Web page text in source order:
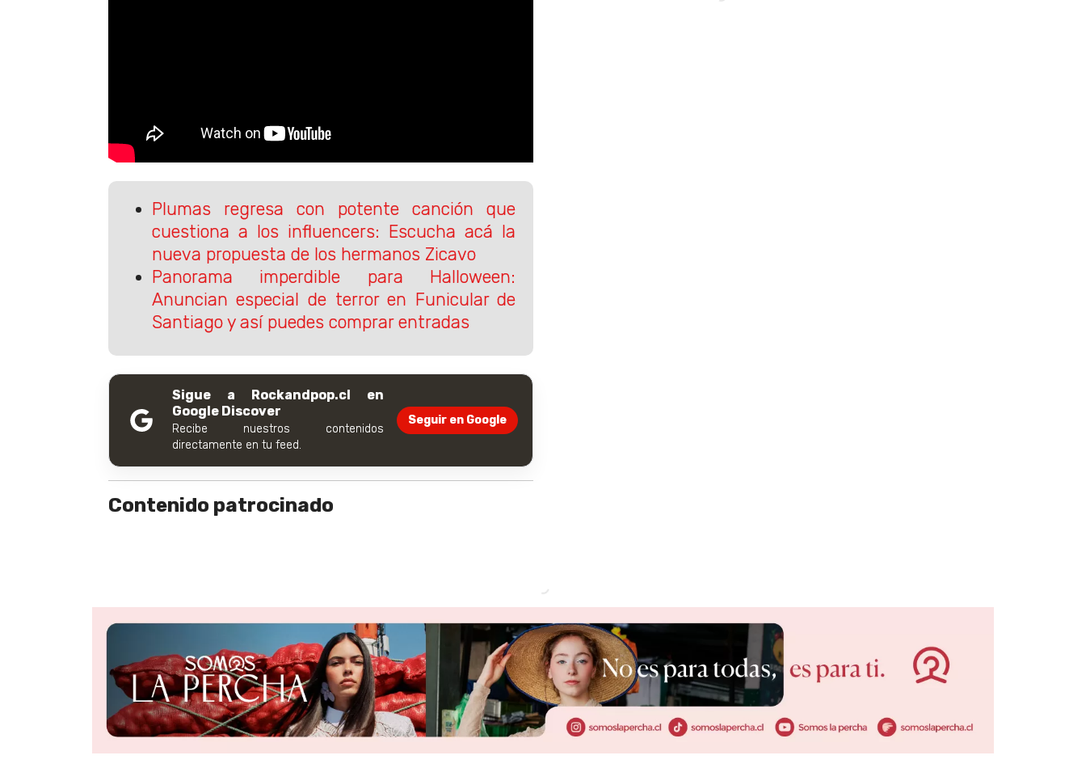
Plumas regresa con potente canción que
cuestiona a los influencers: Escucha acá la
nueva propuesta de los hermanos Zicavo
Panorama imperdible para Halloween:
Anuncian especial de terror en Funicular de
Santiago y así puedes comprar entradas
Sigue a Rockandpop.cl en
Google Discover
Recibe nuestros contenidos
directamente en tu feed.
Seguir en Google
Contenido patrocinado